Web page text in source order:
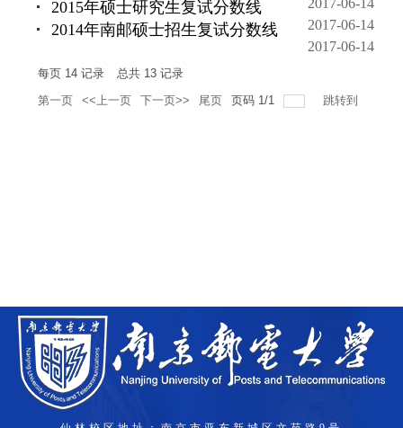
2017-06-14
2015年硕士研究生复试分数线
2017-06-14
2014年南邮硕士招生复试分数线
2017-06-14
每页 14 记录 总共 13 记录
第一页
<<上一页 下一页>> 尾页 页码 1/1 跳转到